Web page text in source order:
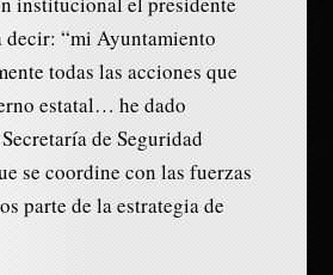
“mi Ayuntamiento
todas las acciones que
estatal… he dado
de Seguridad
se coordine con las fuerzas
parte de la estrategia de